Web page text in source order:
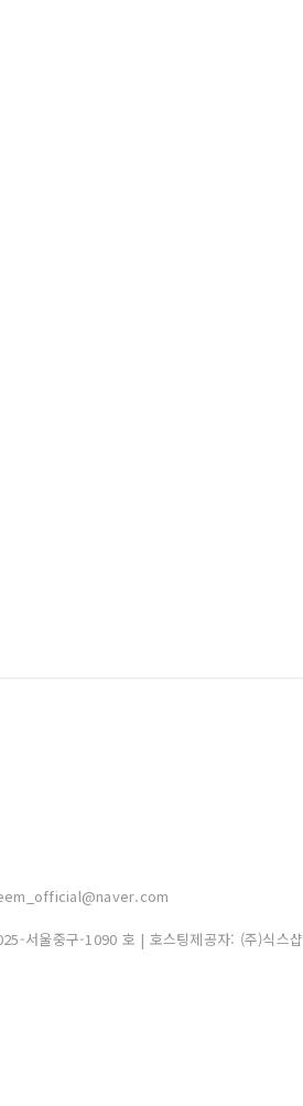
서울중구-1090 호 | 호스팅제공자: (주)식스샵